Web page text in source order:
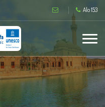
Alo 153